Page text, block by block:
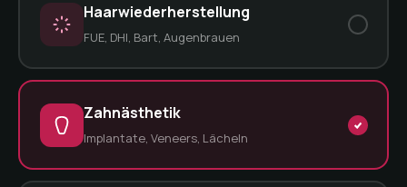
Haarwiederherstellung
FUE, DHI, Bart, Augenbrauen
Zahnästhetik
Implantate, Veneers, Lächeln